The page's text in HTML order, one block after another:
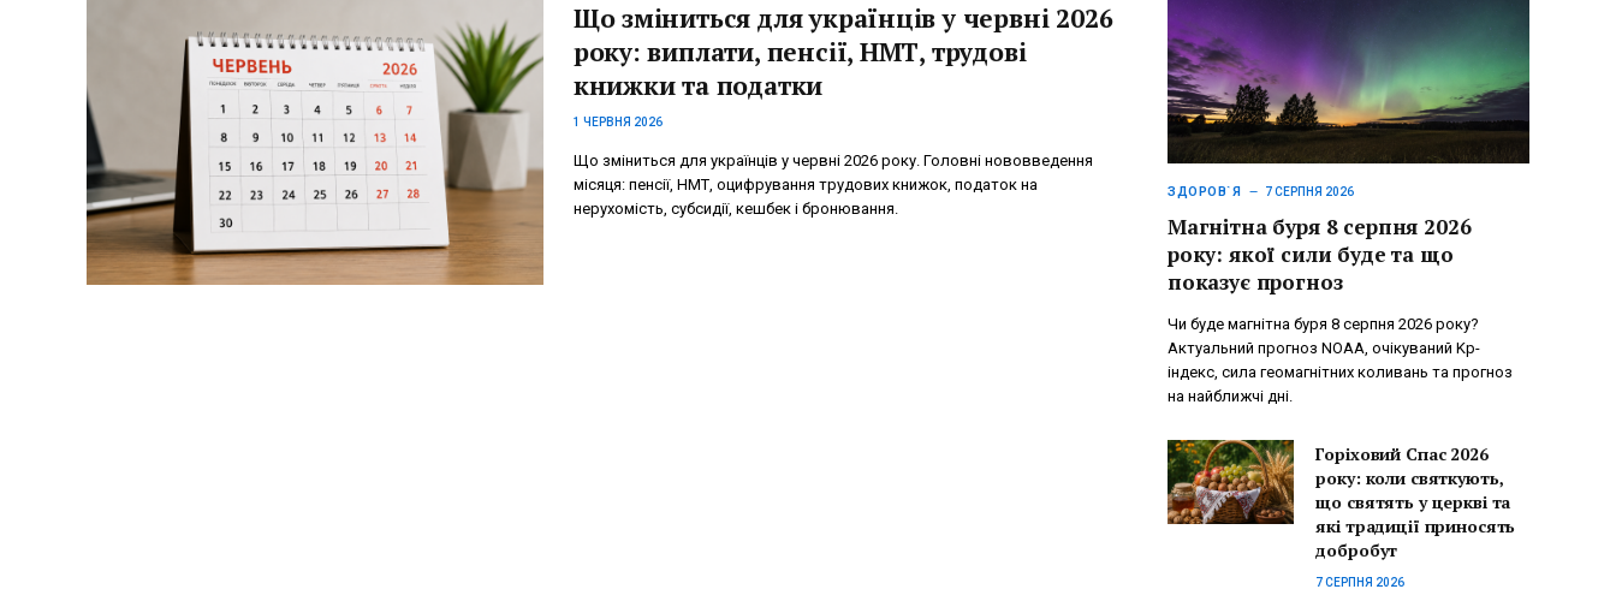
Що зміниться для українців у червні 2026
року: виплати, пенсії, НМТ, трудові
книжки та податки
1 ЧЕРВНЯ 2026
Що зміниться для українців у червні 2026 року. Головні нововведення
місяця: пенсії, НМТ, оцифрування трудових книжок, податок на
нерухомість, субсидії, кешбек і бронювання.
ЗДОРОВ`Я 7 СЕРПНЯ 2026
Магнітна буря 8 серпня 2026
року: якої сили буде та що
показує прогноз
Чи буде магнітна буря 8 серпня 2026 року?
Актуальний прогноз NOAA, очікуваний Kp-
індекс, сила геомагнітних коливань та прогноз
на найближчі дні.
Горіховий Спас 2026
року: коли святкують,
що святять у церкві та
які традиції приносять
добробут
7 СЕРПНЯ 2026